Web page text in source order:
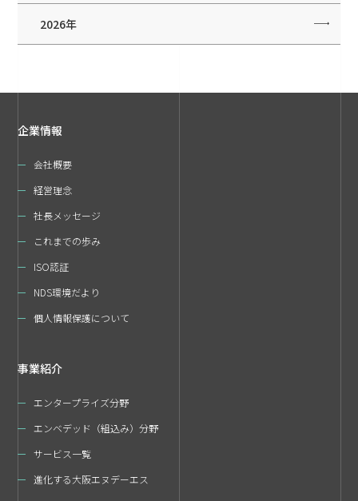
2026年
企業情報
会社概要
経営理念
社長メッセージ
これまでの歩み
ISO認証
NDS環境だより
個人情報保護について
事業紹介
エンタープライズ分野
エンベデッド（組込み）分野
サービス一覧
進化する大阪エヌデーエス